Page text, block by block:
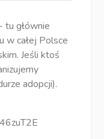
tu głównie
w całej Polsce
Jeśli ktoś
adopcji).